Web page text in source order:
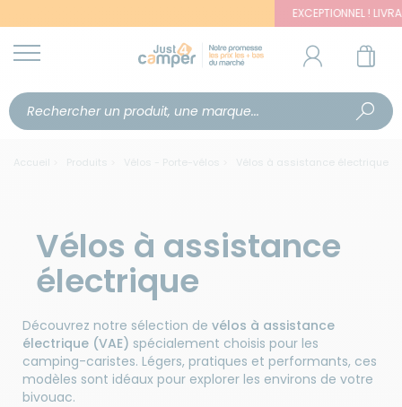
EXCEPTIONNEL !
Accueil Produits Vélos - Porte-vélos Vélos à assistance électrique
Vélos à assistance
électrique
Découvrez notre sélection de vélos à assistance
électrique (VAE) spécialement choisis pour les
camping-caristes. Légers, pratiques et performants, ces
modèles sont idéaux pour explorer les environs de votre
bivouac.